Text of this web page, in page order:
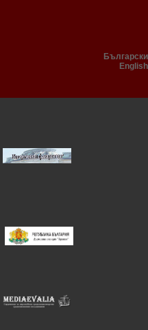
Български
English